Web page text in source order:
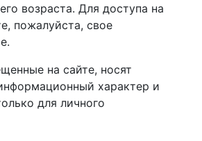
возраста. Для доступа на
пожалуйста, свое
на сайте, носят
характер и
для личного